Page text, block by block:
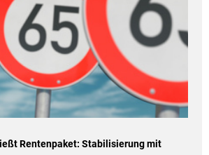
Rentenpaket: Stabilisierung mit